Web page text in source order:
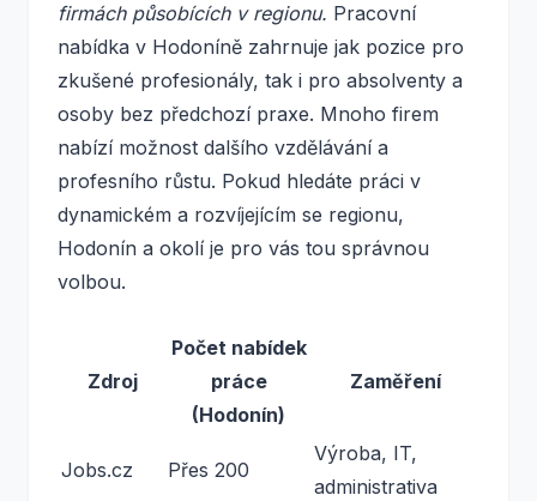
firmách působících v regionu. Pracovní
nabídka v Hodoníně zahrnuje jak pozice pro
zkušené profesionály, tak i pro absolventy a
osoby bez předchozí praxe. Mnoho firem
nabízí možnost dalšího vzdělávání a
profesního růstu. Pokud hledáte práci v
dynamickém a rozvíjejícím se regionu,
Hodonín a okolí je pro vás tou správnou
volbou.
Zdroj
Počet nabídek
práce
(Hodonín)
Zaměření
Jobs.cz Přes 200
Výroba, IT,
administrativa